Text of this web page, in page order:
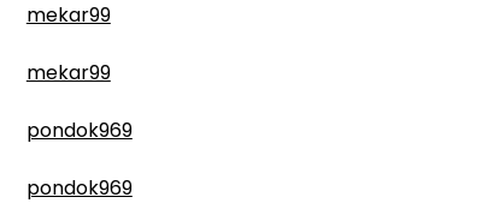
mekar99
mekar99
pondok969
pondok969